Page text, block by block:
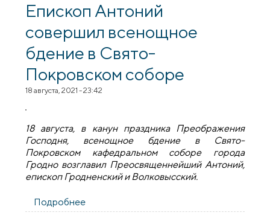
Епископ Антоний
совершил всенощное
бдение в Свято-
Покровском соборе
18 августа, 2021 - 23:42
18 августа, в канун праздника Преображения
Господня, всенощное бдение в Свято-
Покровском кафедральном соборе города
Гродно возглавил Преосвященнейший Антоний,
епископ Гродненский и Волковысский.
Подробнее
Господня Епископ Антоний совершил